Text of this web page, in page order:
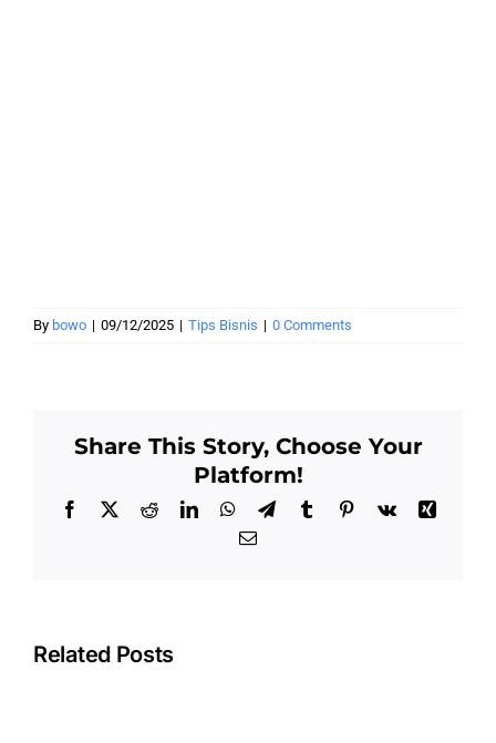
By bowo | 09/12/2025 | Tips Bisnis | 0 Comments
Share This Story, Choose Your
Platform!
Facebook
X RedditLinkedInWhatsApp
TelegramTumblrPinterest
Vk
Xing
Email
Related Posts